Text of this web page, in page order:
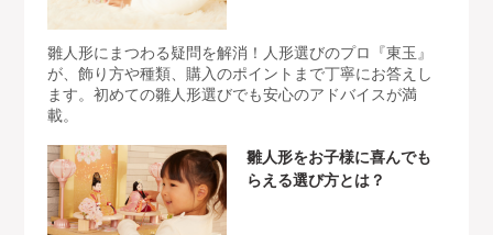
雛人形にまつわる疑問を解消！人形選びのプロ『東玉』
が、飾り方や種類、購入のポイントまで丁寧にお答えし
ます。初めての雛人形選びでも安心のアドバイスが満
載。
雛人形をお子様に喜んでも
らえる選び方とは？